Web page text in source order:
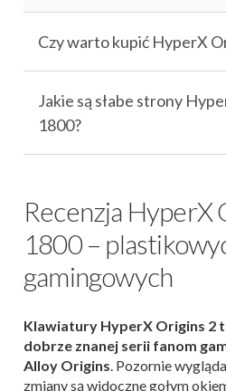
Czy warto kupić HyperX
Jakie są słabe strony
1800?
Recenzja HyperX
1800 –
gamingowych
Klawiatury HyperX Origins 2
dobrze znanej serii fanom
Alloy Origins. Pozornie
zmiany są widoczne gołym